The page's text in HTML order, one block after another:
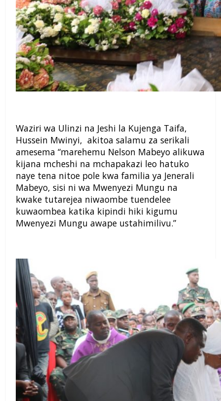
Waziri wa Ulinzi na Jeshi la Kujenga Taifa,
Hussein Mwinyi, akitoa salamu za serikali
amesema “marehemu Nelson Mabeyo alikuwa
kijana mcheshi na mchapakazi leo hatuko
naye tena nitoe pole kwa familia ya Jenerali
Mabeyo, sisi ni wa Mwenyezi Mungu na
kwake tutarejea niwaombe tuendelee
kuwaombea katika kipindi hiki kigumu
Mwenyezi Mungu awape ustahimilivu.”